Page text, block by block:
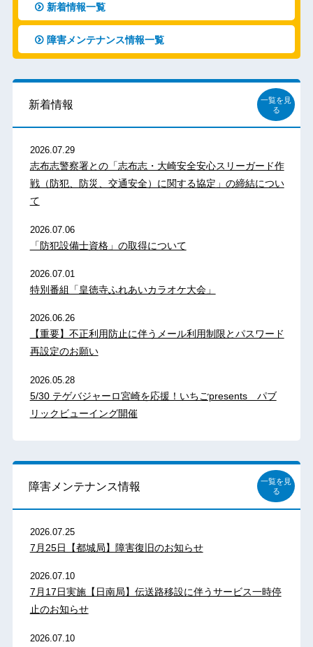
新着情報一覧
障害メンテナンス情報一覧
新着情報
一覧を見
る
2026.07.29
志布志警察署との「志布志・大崎安全安心スリーガード作
戦（防犯、防災、交通安全）に関する協定」の締結につい
て
2026.07.06
「防犯設備士資格」の取得について
2026.07.01
特別番組「皇徳寺ふれあいカラオケ大会」
2026.06.26
【重要】不正利用防止に伴うメール利用制限とパスワード
再設定のお願い
2026.05.28
5/30 テゲバジャーロ宮崎を応援！いちごpresents パブ
リックビューイング開催
障害メンテナンス情報
一覧を見
る
2026.07.25
7月25日【都城局】障害復旧のお知らせ
2026.07.10
7月17日実施【日南局】伝送路移設に伴うサービス一時停
止のお知らせ
2026.07.10